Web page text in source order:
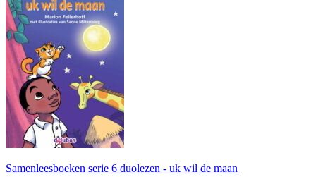
Samenleesboeken serie 6 duolezen - uk wil de maan